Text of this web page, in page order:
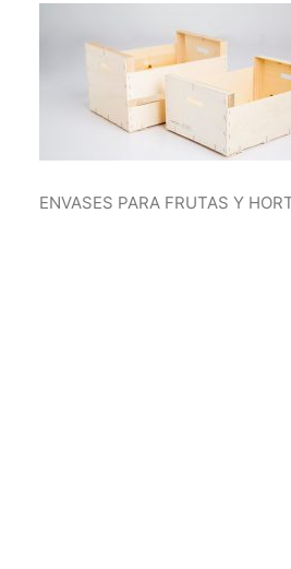
ENVASES PARA FRUTAS Y